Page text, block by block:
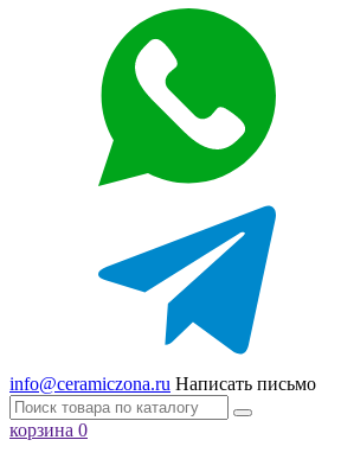
info@ceramiczona.ru Написать письмо
корзина 0